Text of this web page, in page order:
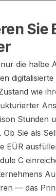
Sie
die halbe
digitalisierte
wie
Stunden
Sie als
EÜR
C
— das